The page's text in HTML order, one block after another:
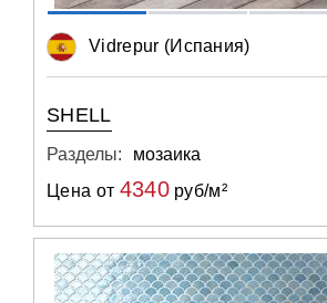
Vidrepur (Испания)
SHELL
Разделы:
мозаика
Цена от 4340руб/м²